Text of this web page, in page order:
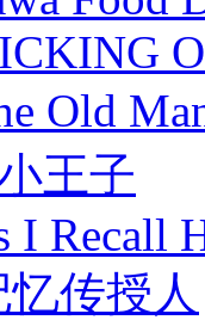
Old
王子
I Recall
忆传授人